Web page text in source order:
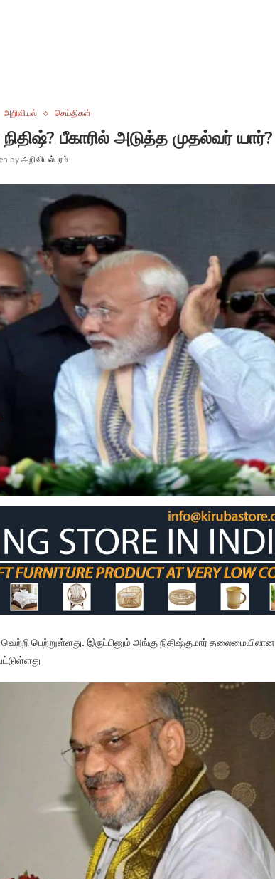
அறிவியல் செய்திகள்
நிதிஷ்? பீகாரில் அடுத்த முதல்வர் யார்?
byஅறிவியல்புரம்
பெற்றுள்ளது. இருப்பினும் அங்கு நிதிஷ்குமார் தலைமையிலான